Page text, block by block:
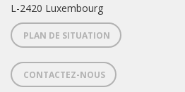
L-2420 Luxembourg
PLAN DE SITUATION
CONTACTEZ-NOUS